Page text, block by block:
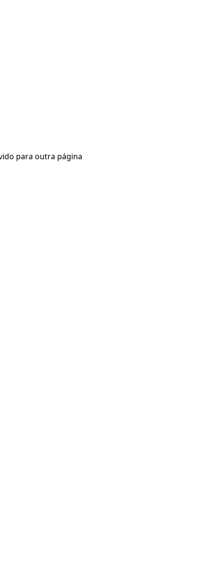
para outra página